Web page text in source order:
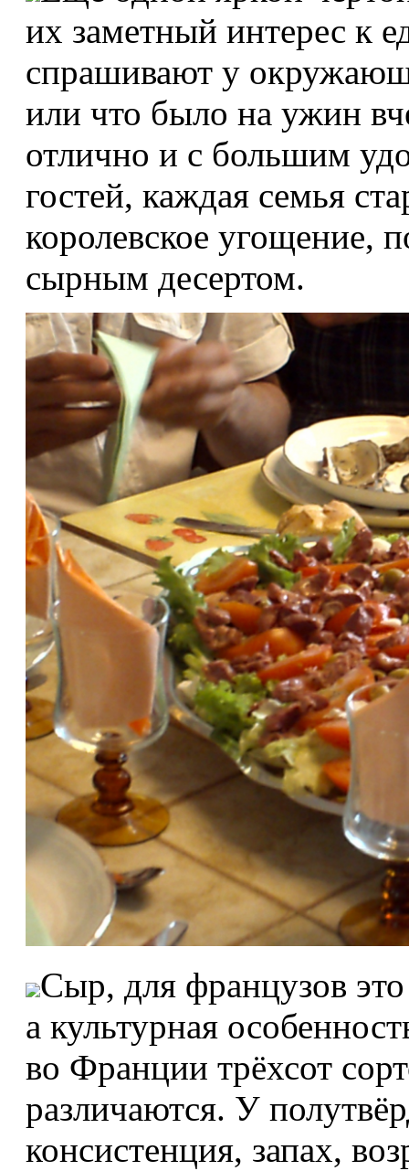
их заметный интерес к
спрашивают у
или что было на ужин
отлично и с большим
гостей, каждая семья
королевское угощение,
сырным десертом.
Сыр, для французов
а культурная
во Франции трёхсот
различаются. У
консистенция, запах,